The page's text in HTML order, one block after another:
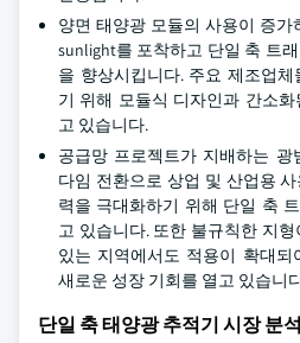
양면 태양광 모듈의 사용이 증가
sunlight를 포착하고 단일 축 트
을 향상시킵니다. 주요 제조업
기 위해 모듈식 디자인과 간소
고 있습니다.
공급망 프로젝트가 지배하는 광
다임 전환으로 상업 및 산업용
력을 극대화하기 위해 단일 축
고 있습니다. 또한 불규칙한 지
있는 지역에서도 적용이 확대
새로운 성장 기회를 열고 있습니
단일 축 태양광 추적기 시장 분석